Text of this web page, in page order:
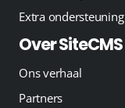
Extra ondersteuning
Over SiteCMS
Ons verhaal
Partners